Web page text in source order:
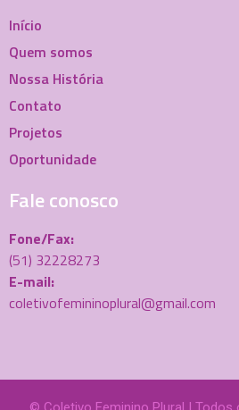
Início
Quem somos
Nossa História
Contato
Projetos
Oportunidade
Fale conosco
Fone/Fax:
(51) 32228273
E-mail:
coletivofemininoplural@gmail.com